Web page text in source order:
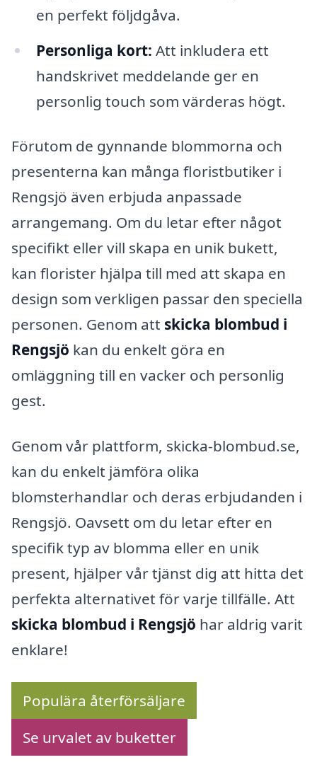
en perfekt följdgåva.
Personliga kort: Att inkludera ett
handskrivet meddelande ger en
personlig touch som värderas högt.
Förutom de gynnande blommorna och
presenterna kan många floristbutiker i
Rengsjö även erbjuda anpassade
arrangemang. Om du letar efter något
specifikt eller vill skapa en unik bukett,
kan florister hjälpa till med att skapa en
design som verkligen passar den speciella
personen. Genom att skicka blombud i
Rengsjö kan du enkelt göra en
omläggning till en vacker och personlig
gest.
Genom vår plattform, skicka-blombud.se,
kan du enkelt jämföra olika
blomsterhandlar och deras erbjudanden i
Rengsjö. Oavsett om du letar efter en
specifik typ av blomma eller en unik
present, hjälper vår tjänst dig att hitta det
perfekta alternativet för varje tillfälle. Att
skicka blombud i Rengsjö har aldrig varit
enklare!
Populära återförsäljare
Se urvalet av buketter